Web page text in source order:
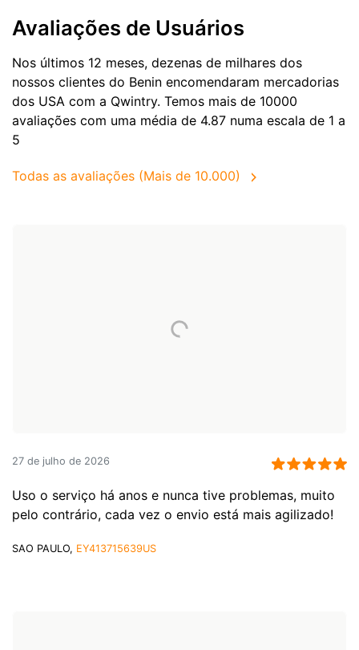
Avaliações de Usuários
Nos últimos 12 meses, dezenas de milhares dos
nossos clientes do Benin encomendaram mercadorias
dos USA com a Qwintry. Temos mais de 10000
avaliações com uma média de 4.87 numa escala de 1 a
5
Todas as avaliações (Mais de 10.000)
27 de julho de 2026
Uso o serviço há anos e nunca tive problemas, muito
pelo contrário, cada vez o envio está mais agilizado!
SAO PAULO, EY413715639US